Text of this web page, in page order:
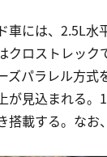
車には、2.5L水
クロストレッ
ズパラレル方式
が見込まれる
載する。なお